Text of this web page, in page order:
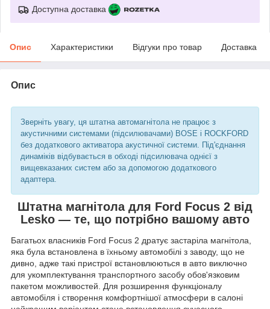
Доступна доставка
Опис Характеристики Відгуки про товар Доставка
Опис
Зверніть увагу, ця штатна автомагнітола не працює з
акустичними системами (підсилювачами) BOSE і ROCKFORD
без додаткового активатора акустичної системи. Під'єднання
динаміків відбувається в обході підсилювача однієї з
вищевказаних систем або за допомогою додаткового
адаптера.
Штатна магнітола для Ford Focus 2 від
Lesko — те, що потрібно вашому авто
Багатьох власників Ford Focus 2 дратує застаріла магнітола,
яка була встановлена в їхньому автомобілі з заводу, що не
дивно, адже такі пристрої встановлюються в авто виключно
для укомплектування транспортного засобу обов'язковим
пакетом можливостей. Для розширення функціоналу
автомобіля і створення комфортнішої атмосфери в салоні